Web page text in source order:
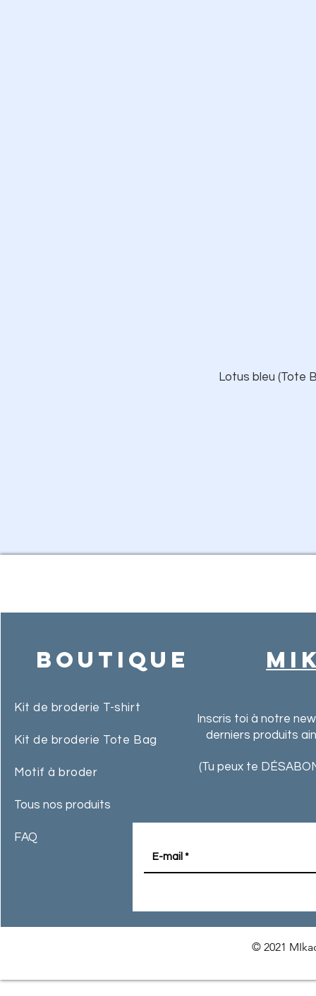
Lotus bleu (Tote
Boutique
Kit de broderie T-shirt
Kit de broderie Tote Bag
Motif à broder
Tous nos produits
FAQ
Inscris toi à notre
derniers produits
(Tu peux te
© 2021